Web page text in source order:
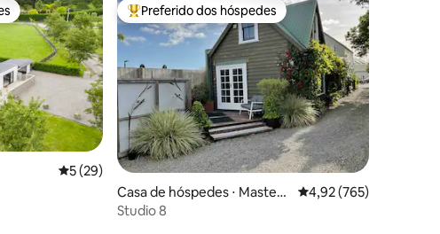
dos hóspedes
5 de uma avaliação média de 5, 29 avaliações
5 (29)
Entre os melhores preferidos dos hóspedes
Preferido dos hóspedes
Casa de hóspedes ⋅ Mastert
on
4,92 de uma avaliação
4,92 (765)
Studio 8